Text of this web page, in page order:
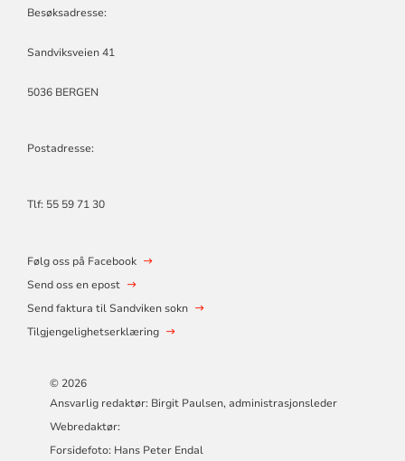
Besøksadresse:
Sandviksveien 41
5036 BERGEN
Postadresse:
Tlf: 55 59 71 30
Følg oss på Facebook
Send oss en epost
Send faktura til Sandviken sokn
Tilgjengelighetserklæring
© 2026
Ansvarlig redaktør: Birgit Paulsen, administrasjonsleder
Webredaktør:
Forsidefoto: Hans Peter Endal